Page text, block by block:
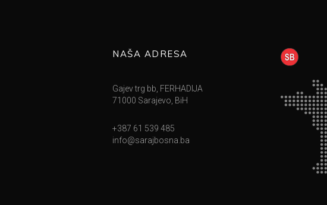
NAŠA ADRESA
Gajev trg bb, FERHADIJA
71000 Sarajevo, BiH
+387 61 539 485
info@sarajbosna.ba